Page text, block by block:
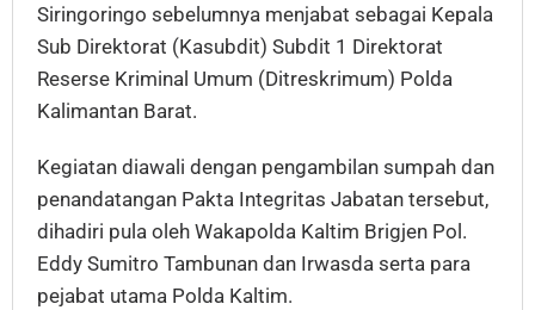
Siringoringo sebelumnya menjabat sebagai Kepala
Sub Direktorat (Kasubdit) Subdit 1 Direktorat
Reserse Kriminal Umum (Ditreskrimum) Polda
Kalimantan Barat.
Kegiatan diawali dengan pengambilan sumpah dan
penandatangan Pakta Integritas Jabatan tersebut,
dihadiri pula oleh Wakapolda Kaltim Brigjen Pol.
Eddy Sumitro Tambunan dan Irwasda serta para
pejabat utama Polda Kaltim.